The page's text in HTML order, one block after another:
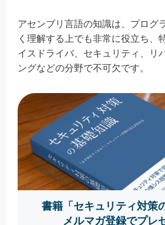
アセンブリ言語の知識は、プログ
く理解する上でも非常に役立ち、
イスドライバ、セキュリティ、リ
ングなどの分野で不可欠です。
書籍「セキュリティ対策
メルマガ登録でプレ